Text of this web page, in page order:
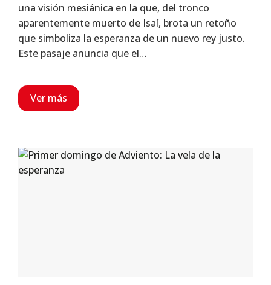
una visión mesiánica en la que, del tronco
aparentemente muerto de Isaí, brota un retoño
que simboliza la esperanza de un nuevo rey justo.
Este pasaje anuncia que el…
Ver más